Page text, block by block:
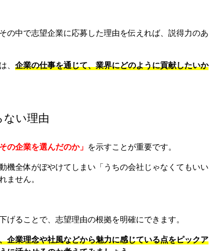
の中で志望企業に応募した理由を伝えれば、説得力のあ
、 企業の仕事を通じて、業界にどのように貢献したいか
い理由
の企業を選んだのか」 を示すことが重要です。
機全体がぼやけてしまい「うちの会社じゃなくてもいい
ません。
げることで、志望理由の根拠を明確にできます。
企業理念や社風などから魅力に感じている点をピックア